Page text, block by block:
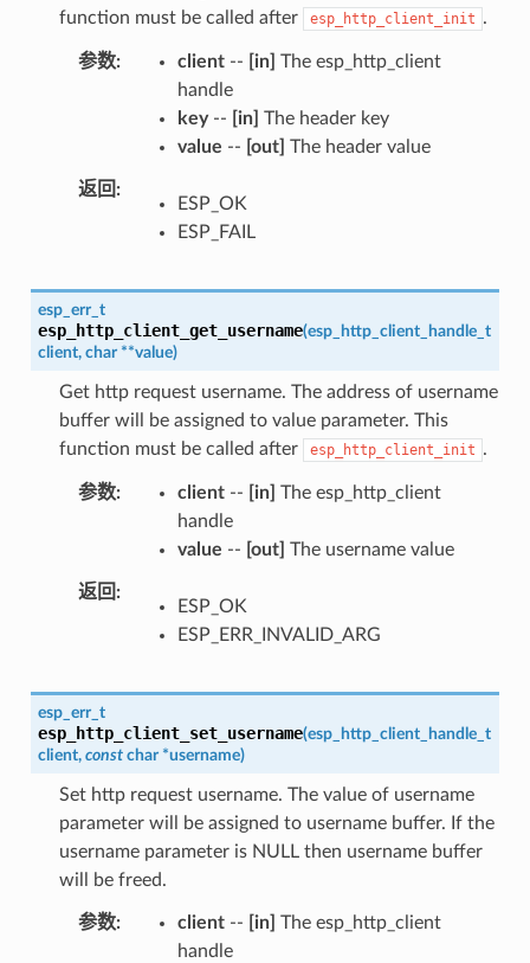
function must be called after
esp_http_client_init .
参数 client-- [in] The esp_http_client
handle
key-- [in] The header key
value -- [out] The header value
返回
ESP_OK
ESP_FAIL
esp_err_t
esp_http_client_get_username(esp_http_client_handle_t
client, char **value)
Get http request username. The address of username
buffer will be assigned to value parameter. This
function must be called after
esp_http_client_init .
参数 client-- [in] The esp_http_client
handle
value -- [out] The username value
返回
ESP_OK
ESP_ERR_INVALID_ARG
esp_err_t
esp_http_client_set_username(esp_http_client_handle_t
client, const char *username)
Set http request username. The value of username
parameter will be assigned to username buffer. If the
username parameter is NULL then username buffer
will be freed.
参数 client-- [in] The esp_http_client
handle